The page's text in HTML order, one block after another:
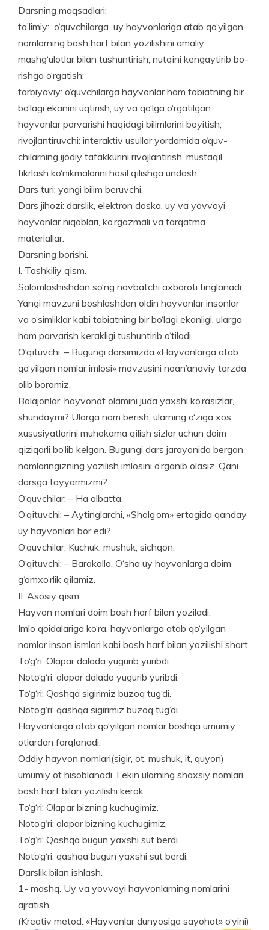
Darsning maqsadlari:
ta’limiy: o‘quvchilarga uy hayvonlariga atab qo‘yilgan
nomlarning bosh harf bilan yozilishini amaliy
mashg‘ulotlar bilan tushuntirish, nutqini kengaytirib bo­
rishga o‘rgatish;
tarbiyaviy: o‘quvchilarga hayvonlar ham tabiatning bir
bo‘lagi ekanini uqtirish, uy va qo‘lga o‘rgatilgan
hayvonlar parvarishi haqidagi bilimlarini boyitish;
rivojlantiruvchi: interaktiv usullar yordamida o‘quv­
chilarning ijodiy tafakkurini rivojlantirish, mustaqil
fikrlash ko‘nikmalarini hosil qilishga undash.
Dars turi: yangi bilim beruvchi.
Dars jihozi: darslik, elektron doska, uy va yovvoyi
hayvonlar niqoblari, ko‘rgazmali va tarqatma
materiallar.
Darsning borishi.
I. Tashkiliy qism.
Salomlashishdan so‘ng navbatchi axboroti tinglanadi.
Yangi mavzuni boshlashdan oldin hayvonlar insonlar
va o‘simliklar kabi tabiatning bir bo‘lagi ekanligi, ularga
ham parvarish kerakligi tushuntirib o‘tiladi.
O‘qituvchi: – Bugungi darsimizda «Hayvonlarga atab
qo‘yilgan nomlar imlosi» mavzusini noan’anaviy tarzda
olib boramiz.
Bolajonlar, hayvonot olamini juda yaxshi ko‘rasizlar,
shundaymi? Ularga nom berish, ularning o‘ziga xos
xususiyatlarini muhokama qilish sizlar uchun doim
qiziqarli bo‘lib kelgan. Bugungi dars jarayonida bergan
nomla­ringizning yozilish imlosini o‘rganib olasiz. Qani
darsga tayyormizmi?
O‘quvchilar: – Ha albatta.
O‘qituvchi: – Aytinglarchi, «Sholg‘om» ertagida ­qanday
uy hayvonlari bor edi?
O‘quvchilar: Kuchuk, mushuk, sichqon.
O‘qituvchi: – Barakalla. O‘sha uy hayvonlarga doim
g‘amxo‘rlik qilamiz.
II. Asosiy qism.
Hayvon nomlari doim bosh harf bilan yoziladi.
Imlo qoidalariga ko‘ra, hayvonlarga atab qo‘yilgan
nomlar inson ismlari kabi bosh harf bilan yozilishi shart.
To‘g‘ri: Olapar dalada yugurib yuribdi.
Noto‘g‘ri: olapar dalada yugurib yuribdi.
To‘g‘ri: Qashqa sigirimiz buzoq tug‘di.
Noto‘g‘ri: qashqa sigirimiz buzoq tug‘di.
Hayvonlarga atab qo‘yilgan nomlar boshqa umumiy
otlardan farqlanadi.
Oddiy hayvon nomlari(sigir, ot, mushuk, it, quyon)
umumiy ot hisoblanadi. Lekin ularning shaxsiy nomlari
bosh harf bilan yozilishi kerak.
To‘g‘ri: Olapar bizning kuchugimiz.
Noto‘g‘ri: olapar bizning kuchugimiz.
To‘g‘ri: Qashqa bugun yaxshi sut berdi.
Noto‘g‘ri: qashqa bugun yaxshi sut berdi.
Darslik bilan ishlash.
1- mashq. Uy va yovvoyi hayvonlarning nomla­rini
ajratish.
(Kreativ metod: «Hayvonlar dunyosiga sayohat» o‘yini)